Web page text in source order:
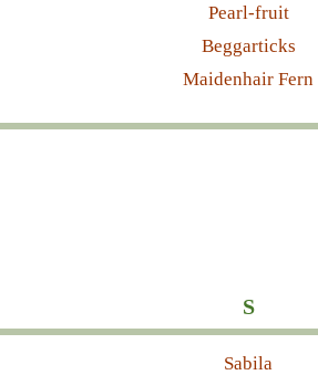
Pearl-fruit
Beggarticks
Maidenhair Fern
S
Sabila